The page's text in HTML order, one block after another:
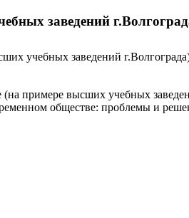
заведений
учебных заведений
(на примере высших учебных
обществе: проблемы и